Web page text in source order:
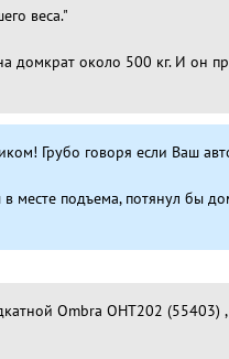
веса."
около 500 кг. И он
Грубо говоря если Ваш
месте подъема, потянул бы
Ombra OHT202 (55403)